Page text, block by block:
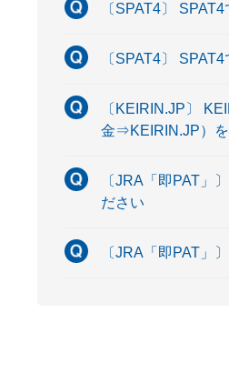
〔SPAT4〕
〔SPAT4〕
〔KEIRIN.JP〕
金⇒KEIRIN.JP）を
〔JRA「即PAT」
ださい
〔JRA「即PAT」